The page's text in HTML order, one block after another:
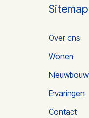
Sitemap
Over ons
Wonen
Nieuwbouw
Ervaringen
Contact